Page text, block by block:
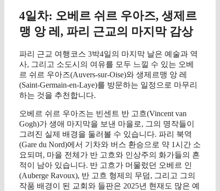
4일차: 오베르 쉬르 우아즈, 생제르
맹 앙 레, 파리 근교의 마지막 감상
파리 근교 여행코스 3박4일의 마지막 날은 예술과 역
사, 그리고 소도시의 여유를 모두 느낄 수 있는 오베
르 쉬르 우아즈(Auvers-sur-Oise)와 생제르맹 앙 레
(Saint-Germain-en-Laye)를 방문하는 일정으로 마무리
하는 것을 추천합니다.
오베르 쉬르 우아즈는 빈센트 반 고흐(Vincent van
Gogh)가 생애 마지막을 보낸 마을로, 그의 명작들이
그려진 실제 배경을 둘러볼 수 있습니다. 파리 북역
(Gare du Nord)에서 기차와 버스 환승으로 약 1시간 소
요되며, 마을 전체가 반 고흐와 인상주의 화가들의 흔
적이 남아 있습니다. 반 고흐가 머물렀던 오베르 인
(Auberge Ravoux), 반 고흐 형제의 무덤, 그리고 그의
작품 배경이 된 교회와 들판은 2025년 현재도 많은 예